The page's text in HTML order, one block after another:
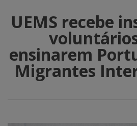
UEMS recebe
ensinarem
Migrantes